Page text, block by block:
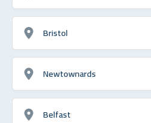
Bristol
Newtownards
Belfast